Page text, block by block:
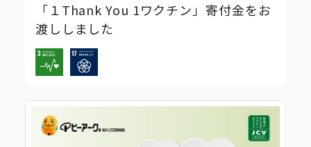
現在地から探す
ピーアークで楽しむ
「１Thank You 1ワクチン」寄付金をお
渡ししました